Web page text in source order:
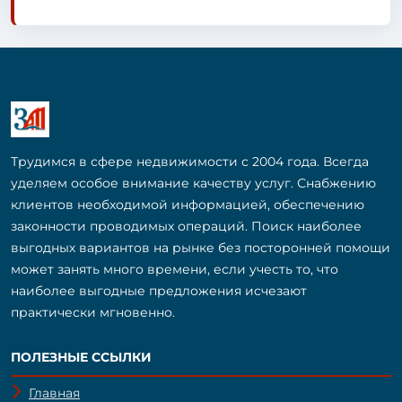
Трудимся в сфере недвижимости с 2004 года. Всегда
уделяем особое внимание качеству услуг. Снабжению
клиентов необходимой информацией, обеспечению
законности проводимых операций. Поиск наиболее
выгодных вариантов на рынке без посторонней помощи
может занять много времени, если учесть то, что
наиболее выгодные предложения исчезают
практически мгновенно.
ПОЛЕЗНЫЕ ССЫЛКИ
Главная